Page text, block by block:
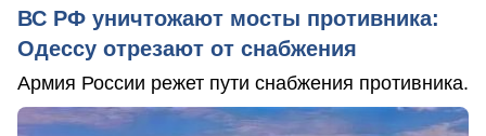
ВС РФ уничтожают мосты противника:
Одессу отрезают от снабжения
Армия России режет пути снабжения противника.